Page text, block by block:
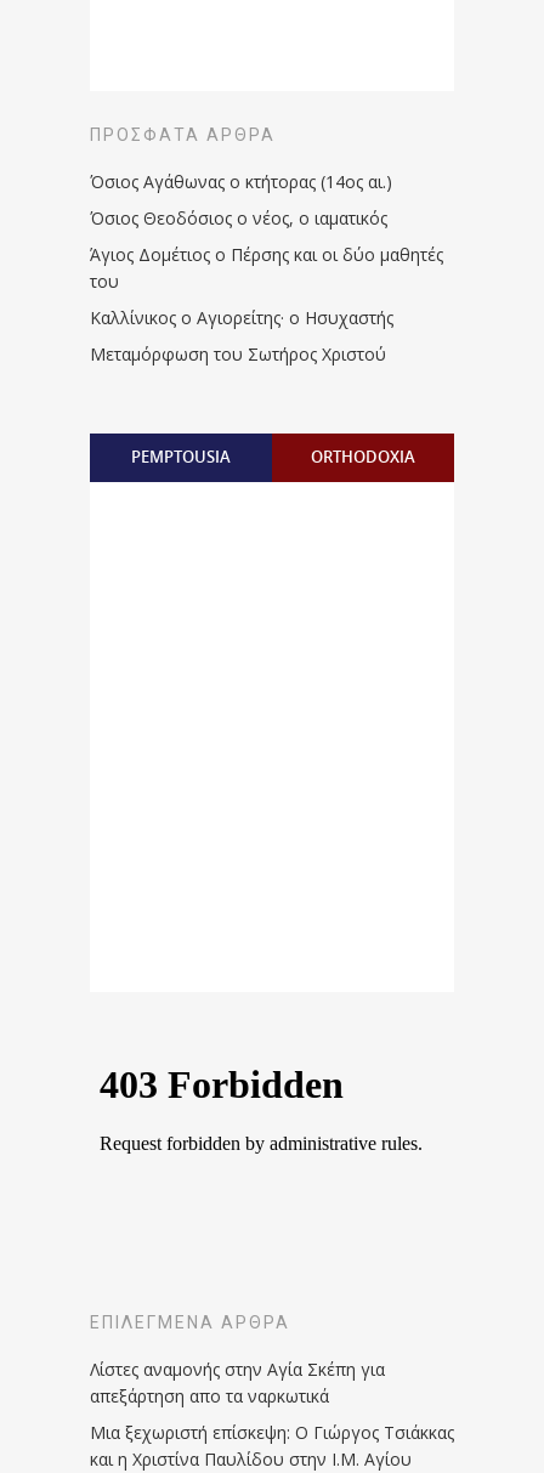
ΠΡΌΣΦΑΤΑ ΆΡΘΡΑ
Όσιος Αγάθωνας ο κτήτορας (14ος αι.)
Όσιος Θεοδόσιος ο νέος, ο ιαματικός
Άγιος Δομέτιος ο Πέρσης και οι δύο μαθητές
του
Καλλίνικος ο Αγιορείτης · ο Ησυχαστής
Μεταμόρφωση του Σωτήρος Χριστού
PEMPTOUSIA ORTHODOXIA
ΕΠΙΛΕΓΜΈΝΑ ΆΡΘΡΑ
Λίστες αναμονής στην Αγία Σκέπη για
απεξάρτηση απο τα ναρκωτικά
Μια ξεχωριστή επίσκεψη: Ο Γιώργος Τσιάκκας
και η Χριστίνα Παυλίδου στην Ι.Μ. Αγίου